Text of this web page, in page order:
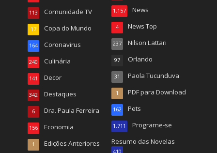
Comunidade TV
113
Copa do Mundo
17
Coronavirus
164
Culinária
240
Decor
141
Destaques
342
Dra. Paula Ferreira
6
Economia
156
Edições Anteriores
1
News
1.157
News Top
4
Nilson Lattari
237
Orlando
97
Paola Tucunduva
31
PDF para Download
1
Pets
162
Programe-se
1.711
Resumo das Novelas
410